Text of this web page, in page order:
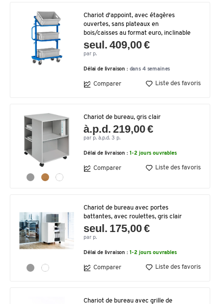
Chariot d'appoint, avec étagères
ouvertes, sans plateaux en
bois/caisses au format euro, inclinable
seul. 409,00 €
par p.
Délai de livraison : dans 4 semaines
Comparer Liste des favoris
Chariot de bureau, gris clair
à.p.d. 219,00 €
par p. à.p.d. 3 p.
Délai de livraison : 1-2 jours ouvrables
Comparer Liste des favoris
Chariot de bureau avec portes
battantes, avec roulettes, gris clair
seul. 175,00 €
par p.
Délai de livraison : 1-2 jours ouvrables
Comparer Liste des favoris
Chariot de bureau avec grille de